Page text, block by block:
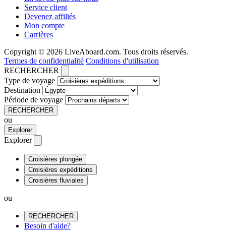
Service client
Devenez affiliés
Mon compte
Carrières
Copyright © 2026 LiveAboard.com. Tous droits réservés.
Termes de confidentialité Conditions d'utilisation
RECHERCHER
Type de voyage
Destination
Période de voyage
RECHERCHER
ou
Explorer
Explorer
Croisières plongée
Croisières expéditions
Croisières fluviales
ou
RECHERCHER
Besoin d'aide?